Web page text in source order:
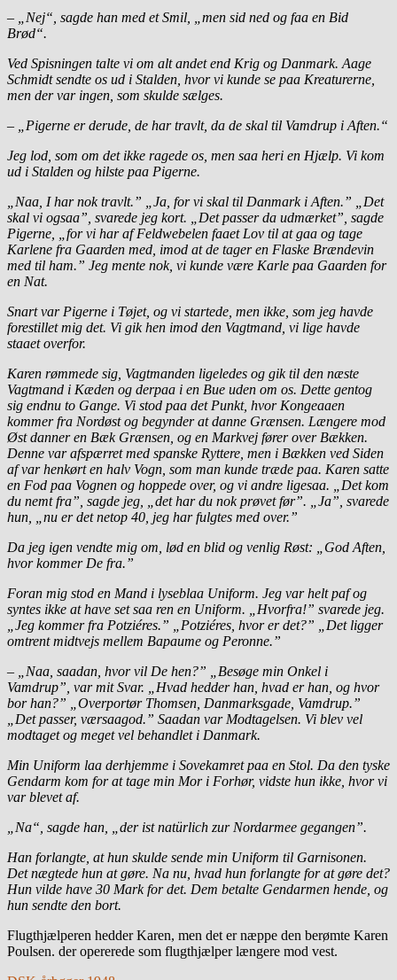
– „Nej“, sagde han med et Smil, „men sid ned og faa en Bid
Brød“.
Ved Spisningen talte vi om alt andet end Krig og Danmark. Aage
Schmidt sendte os ud i Stalden, hvor vi kunde se paa Kreaturerne,
men der var ingen, som skulde sælges.
– „Pigerne er derude, de har travlt, da de skal til Vamdrup i Aften.“
Jeg lod, som om det ikke ragede os, men saa heri en Hjælp. Vi kom
ud i Stalden og hilste paa Pigerne.
„Naa, I har nok travlt.” „Ja, for vi skal til Danmark i Aften.” „Det
skal vi ogsaa”, svarede jeg kort. „Det passer da udmærket”, sagde
Pigerne, „for vi har af Feldwebelen faaet Lov til at gaa og tage
Karlene fra Gaarden med, imod at de tager en Flaske Brændevin
med til ham.” Jeg mente nok, vi kunde være Karle paa Gaarden for
en Nat.
Snart var Pigerne i Tøjet, og vi startede, men ikke, som jeg havde
forestillet mig det. Vi gik hen imod den Vagtmand, vi lige havde
staaet overfor.
Karen rømmede sig, Vagtmanden ligeledes og gik til den næste
Vagtmand i Kæden og derpaa i en Bue uden om os. Dette gentog
sig endnu to Gange. Vi stod paa det Punkt, hvor Kongeaaen
kommer fra Nordøst og begynder at danne Grænsen. Længere mod
Øst danner en Bæk Grænsen, og en Markvej fører over Bækken.
Denne var afspærret med spanske Ryttere, men i Bækken ved Siden
af var henkørt en halv Vogn, som man kunde træde paa. Karen satte
en Fod paa Vognen og hoppede over, og vi andre ligesaa. „Det kom
du nemt fra”, sagde jeg, „det har du nok prøvet før”. „Ja”, svarede
hun, „nu er det netop 40, jeg har fulgtes med over.”
Da jeg igen vendte mig om, lød en blid og venlig Røst: „God Aften,
hvor kommer De fra.”
Foran mig stod en Mand i lyseblaa Uniform. Jeg var helt paf og
syntes ikke at have set saa ren en Uniform. „Hvorfra!” svarede jeg.
„Jeg kommer fra Potziéres.” „Potziéres, hvor er det?” „Det ligger
omtrent midtvejs mellem Bapaume og Peronne.”
– „Naa, saadan, hvor vil De hen?” „Besøge min Onkel i
Vamdrup”, var mit Svar. „Hvad hedder han, hvad er han, og hvor
bor han?” „Overportør Thomsen, Danmarksgade, Vamdrup.”
„Det passer, værsaagod.” Saadan var Modtagelsen. Vi blev vel
modtaget og meget vel behandlet i Danmark.
Min Uniform laa derhjemme i Sovekamret paa en Stol. Da den tyske
Gendarm kom for at tage min Mor i Forhør, vidste hun ikke, hvor vi
var blevet af.
„Na“, sagde han, „der ist natürlich zur Nordarmee gegangen”.
Han forlangte, at hun skulde sende min Uniform til Garnisonen.
Det nægtede hun at gøre. Na nu, hvad hun forlangte for at gøre det?
Hun vilde have 30 Mark for det. Dem betalte Gendarmen hende, og
hun sendte den bort.
Flugthjælperen hedder Karen, men det er næppe den berømte Karen
Poulsen. der opererede som flugthjælper længere mod vest.